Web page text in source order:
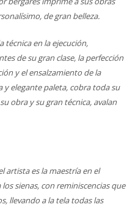
de gran belleza.
técnica en la ejecución,
de su gran clase, la perfección
y el ensalzamiento de la
y elegante paleta, cobra toda su
obra y su gran técnica, avalan
artista es la maestría en el
sienas, con reminiscencias que
llevando a la tela todas las